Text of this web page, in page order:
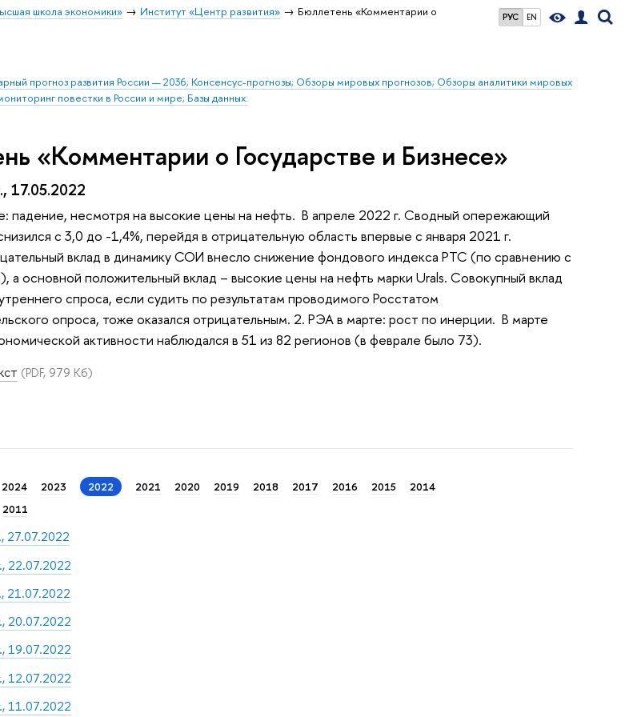
РУС EN
школа экономики» Институт «Центр развития»
Бюллетень «Комментарии о
прогноз развития России — 2036; Консенсус-прогнозы; Обзоры мировых прогнозов; Обзоры аналитики мировых
повестки в России и мире; Базы данных.
«Комментарии о Государстве и Бизнесе»
17.05.2022
падение, несмотря на высокие цены на нефть. В апреле 2022 г. Сводный опережающий
с 3,0 до -1,4%, перейдя в отрицательную область впервые с января 2021 г.
вклад в динамику СОИ внесло снижение фондового индекса РТС (по сравнению с
а основной положительный вклад – высокие цены на нефть марки Urals. Совокупный вклад
спроса, если судить по результатам проводимого Росстатом
опроса, тоже оказался отрицательным. 2. РЭА в марте: рост по инерции. В марте
активности наблюдался в 51 из 82 регионов (в феврале было 73).
(PDF, 979 Кб)
2024 2023 2022 2021 2020 2019 2018 2017 2016 2015
2014
2011
27.07.2022
22.07.2022
21.07.2022
20.07.2022
19.07.2022
12.07.2022
11.07.2022